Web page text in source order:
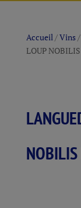
Accueil/Vins/
LOUP